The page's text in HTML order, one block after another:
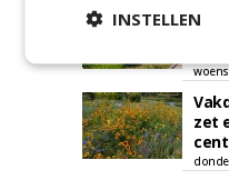
zet
INSTELLEN